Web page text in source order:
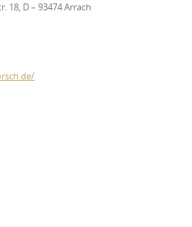
18, D – 93474 Arrach